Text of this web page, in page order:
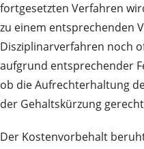
fortgesetzten Verfahren
zu einem entsprechenden
Disziplinarverfahren noch
aufgrund entsprechender
ob die Aufrechterhaltung
der Gehaltskürzung
Der Kostenvorbehalt